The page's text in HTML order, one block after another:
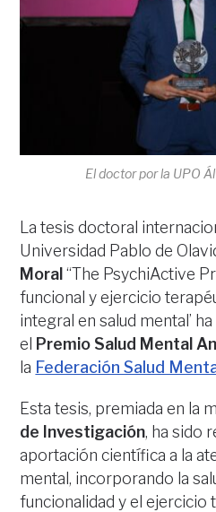
El doctor por la UPO
La tesis doctoral
Universidad Pablo de
Moral“The PsychiActive
funcional y ejercicio
integral en salud mental’
el Premio Salud Mental
la Federación Salud
Esta tesis, premiada en la
de Investigación, ha sido
aportación científica a la
mental, incorporando la
funcionalidad y el ejercicio